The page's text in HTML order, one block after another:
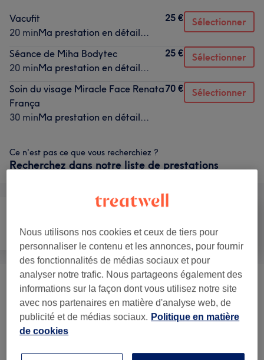
Vacufit
20 minMa prestation en détail...
25 € Sélectionner
Séance de Miha Bodytec
20 minMa prestation en détail...
25 € Sélectionner
Soin du visage Miracle Face Renata
França
30 minMa prestation en détail...
70 € Sélectionner
Ce n'est pas ce que vous recherchiez ?
Recherchez dans notre liste de prestations
Massage Corps Fitness
Perte De Poids Et Anti-cellulite (2) à partir de 25 €
Avis sur l'établissement
Nous utilisons nos cookies et ceux de tiers pour
personnaliser le contenu et les annonces, pour fournir
des fonctionnalités de médias sociaux et pour
analyser notre trafic. Nous partageons également des
informations sur la façon dont vous utilisez notre site
avec nos partenaires en matière d'analyse web, de
publicité et de médias sociaux. Politique en matière
de cookies